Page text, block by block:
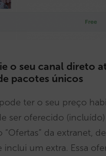
o seu canal direto
pacotes únicos
ter o seu preço
ser oferecido
“Ofertas” da extranet,
inclui um extra. Essa